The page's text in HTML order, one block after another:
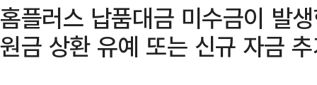
홈플러스 납품대금 미수금이 발
원금 상환 유예 또는 신규 자금